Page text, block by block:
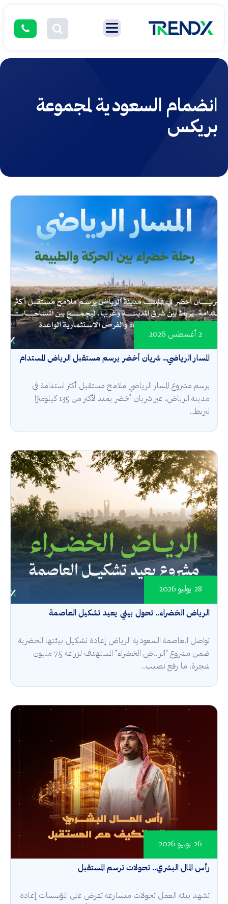
انضمام السعودية لمجموعة
بريكس
المسار الرياضي.. شريان أخضر يرسم مستقبل الرياض المستدام
2 أغسطس 2026
يرسم مشروع المسار الرياضي ملامح مستقبل أكثر استدامة في
مدينة الرياض، عبر شريان أخضر يمتد لأكثر من 135 كيلومترًا
ليربط...
الرياض الخضراء.. تحول بيئي يعيد تشكيل العاصمة
28 يوليو 2026
تواصل العاصمة السعودية الرياض إعادة تشكيل بيئتها الحضرية
ضمن مشروع "الرياض الخضراء" المستهدف لزراعة 7.5 مليون
شجرة، ما رفع نصيب...
رأس المال البشري.. تحولات ترسم المستقبل
26 يوليو 2026
تشهد بيئة العمل تحولات متسارعة تفرض على المؤسسات إعادة